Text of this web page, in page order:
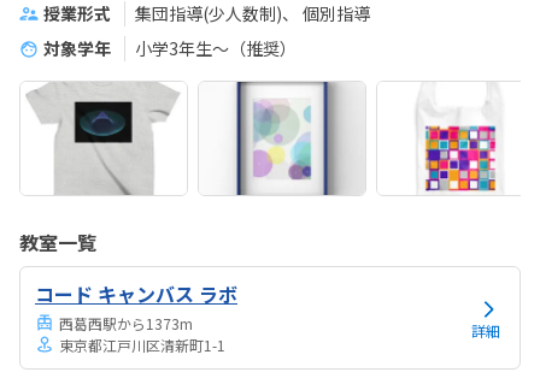
授業形式
集団指導(少人数制)
個別指導
対象学年
小学3年生〜（推奨）
教室一覧
コード キャンバス ラボ
西葛西駅から1373m
東京都江戸川区清新町1-1
詳細